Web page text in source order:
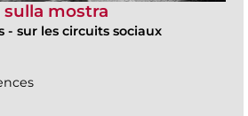
sulla mostra
- sur les circuits sociaux